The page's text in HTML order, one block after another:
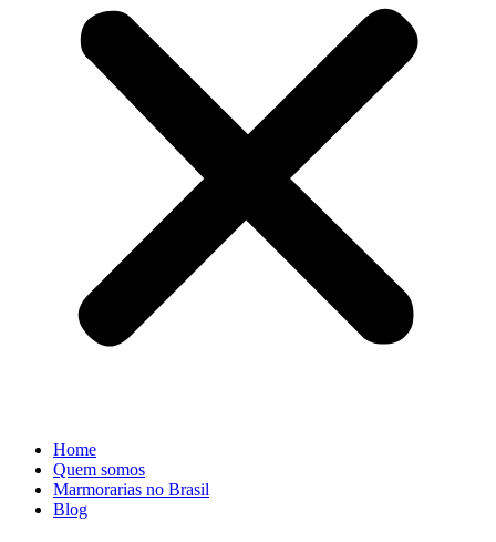
Home
Quem somos
Marmorarias no Brasil
Blog